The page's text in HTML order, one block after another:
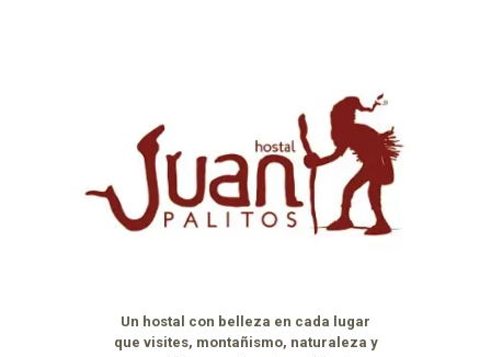
Un hostal con belleza en cada lugar
que visites, montañismo, naturaleza y